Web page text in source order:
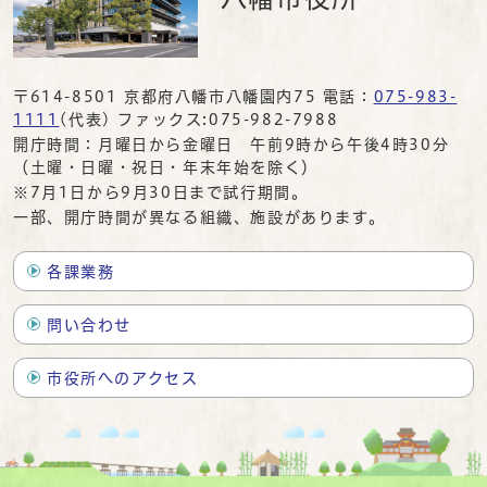
〒614-8501 京都府八幡市八幡園内75 電話： 075-983-
1111 (代表) ファックス:075-982-7988
開庁時間：月曜日から金曜日 午前9時から午後4時30分
（土曜・日曜・祝日・年末年始を除く）
※7月1日から9月30日まで試行期間。
一部、開庁時間が異なる組織、施設があります。
各課業務
問い合わせ
市役所へのアクセス